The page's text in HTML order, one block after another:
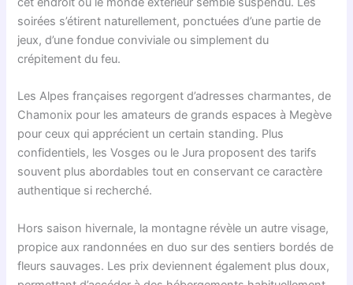
soirées s’étirent naturellement, ponctuées d’une partie de
jeux, d’une fondue conviviale ou simplement du
crépitement du feu.
Les Alpes françaises regorgent d’adresses charmantes, de
Chamonix pour les amateurs de grands espaces à Megève
pour ceux qui apprécient un certain standing. Plus
confidentiels, les Vosges ou le Jura proposent des tarifs
souvent plus abordables tout en conservant ce caractère
authentique si recherché.
Hors saison hivernale, la montagne révèle un autre visage,
propice aux randonnées en duo sur des sentiers bordés de
fleurs sauvages. Les prix deviennent également plus doux,